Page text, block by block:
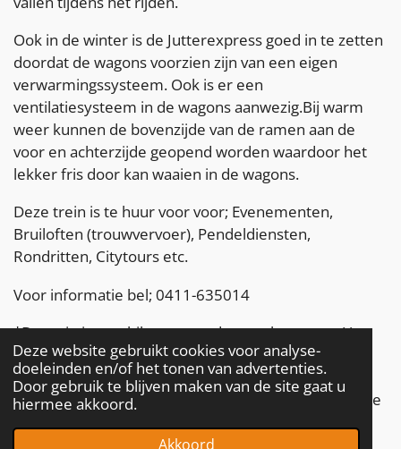
Deze website gebruikt cookies voor analyse-
doeleinden en/of het tonen van advertenties.
Door gebruik te blijven maken van de site gaat u
hiermee akkoord.
Akkoord
Ook in de winter is de Jutterexpress goed in te zetten
doordat de wagons voorzien zijn van een eigen
verwarmingssysteem. Ook is er een
ventilatiesysteem in de wagons aanwezig.Bij warm
weer kunnen de bovenzijde van de ramen aan de
voor en achterzijde geopend worden waardoor het
lekker fris door kan waaien in de wagons.
Deze trein is te huur voor voor; Evenementen,
Bruiloften (trouwvervoer), Pendeldiensten,
Rondritten, Citytours etc.
Voor informatie bel; 0411-635014
*De trein is geschikt voor op de openbare weg. U
dient zelf vooraf melding te maken (of in sommige
gevallen vergunning aan te vragen) bij de gemeente
of wegbeheerder over het parcours dat de gehuurde